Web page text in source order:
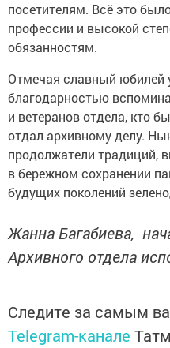
посетителям. Всё это
профессии и высокой
обязанностям.
Отмечая славный юбилей
благодарностью
и ветеранов отдела, кто
отдал архивному делу.
продолжатели традиций,
в бережном сохранении
будущих поколений
Жанна Багабиева,
Архивного отдела
Следите за самым
Telegram-канале